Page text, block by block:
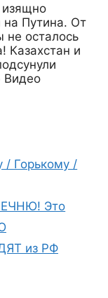
изящно
на Путина. От
не осталось
Казахстан и
Видео
/ Горькому /
Это
из РФ